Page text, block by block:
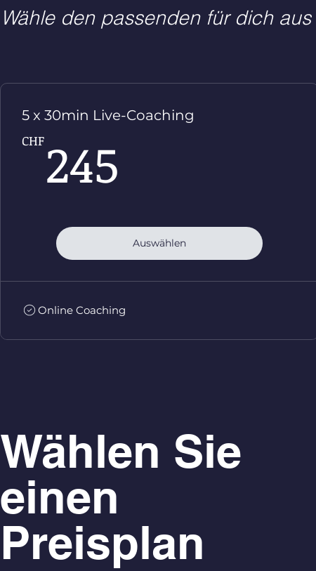
Wähle den passenden für dich aus
5 x 30min Live-Coaching
CHF245
Auswählen
Online Coaching
Wählen Sie
einen
Preisplan